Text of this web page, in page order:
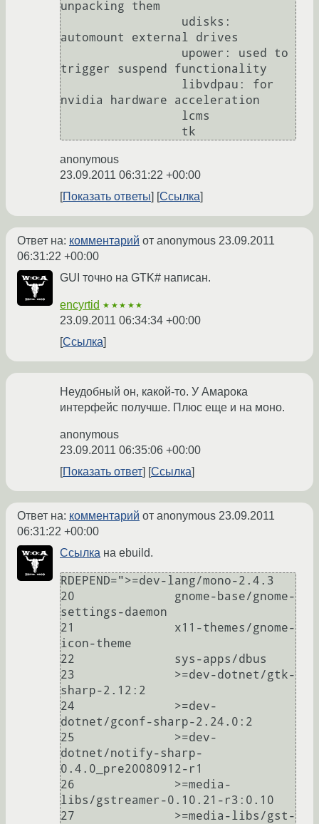
unpacking them
automount external drives
trigger suspend functionality
nvidia hardware acceleration
anonymous
23.09.2011 06:31:22 +00:00
Показать ответы
Ссылка
Ответ на: комментарий от anonymous 23.09.2011
06:31:22 +00:00
GUI точно на GTK# написан.
encyrtid ★★★★★
23.09.2011 06:34:34 +00:00
Ссылка
Неудобный он, какой-то. У Амарока
интерфейс получше. Плюс еще и на моно.
anonymous
23.09.2011 06:35:06 +00:00
Показать ответ
Ссылка
Ответ на: комментарий от anonymous 23.09.2011
06:31:22 +00:00
Ссылка на ebuild.
RDEPEND=">=dev-lang/mono-2.4.3
20	        gnome-base/gnome-
settings-daemon
21	        x11-themes/gnome-
icon-theme
22	        sys-apps/dbus
23	        >=dev-dotnet/gtk-
sharp-2.12:2
24	        >=dev-
dotnet/gconf-sharp-2.24.0:2
25	        >=dev-
dotnet/notify-sharp-
0.4.0_pre20080912-r1
26	        >=media-
libs/gstreamer-0.10.21-r3:0.10
27	        >=media-libs/gst-